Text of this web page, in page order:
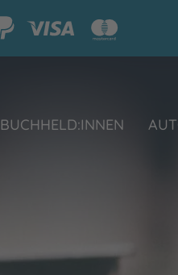
BUCHHELD:INNEN